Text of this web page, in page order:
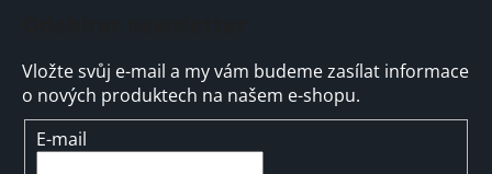
Vložte svůj e-mail a my vám budeme zasílat informace
o nových produktech na našem e-shopu.
E-mail